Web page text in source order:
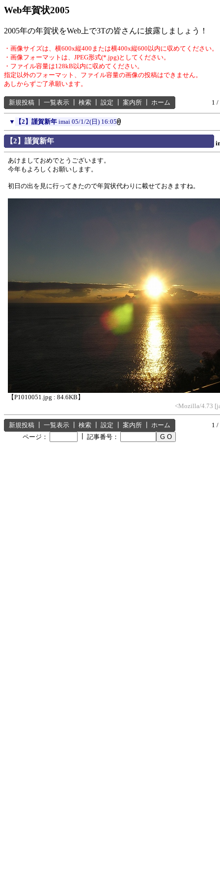
Web年賀状2005
2005年の年賀状をWeb上で3Tの皆さんに披露しましょう！
・画像サイズは、横600x縦400または横400x縦600以内に収めてください。
・画像フォーマットは、JPEG形式(*.jpg)としてください。
・ファイル容量は128kB以内に収めてください。
指定以外のフォーマット、ファイル容量の画像の投稿はできません。
あしからずご了承願います。
新規投稿 一覧表示 検索 設定 案内所 ホーム 1 /
▼ 【2】謹賀新年 imai 05/1/2(日) 16:05
【2】謹賀新年
あけましておめでとうございます。
今年もよろしくお願いします。
初日の出を見に行ってきたので年賀状代わりに載せておきますね。
【P1010051.jpg : 84.6KB】
<Mozilla/4.73
新規投稿 一覧表示 検索 設定 案内所 ホーム
1 /
ページ：
記事番号：